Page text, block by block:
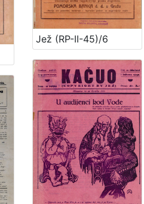
Jež (RP-II-45)/6